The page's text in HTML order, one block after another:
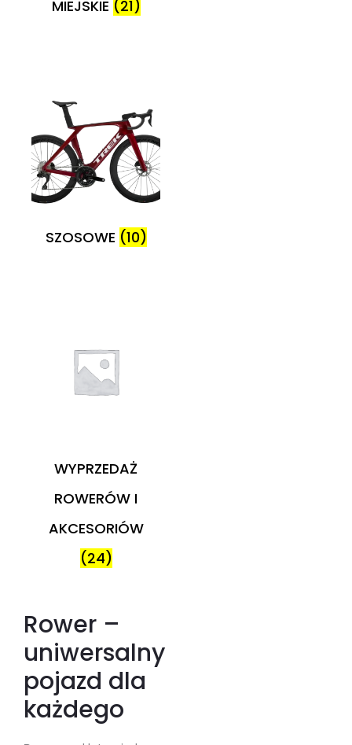
MIEJSKIE (21)
SZOSOWE (10)
WYPRZEDAŻ
ROWERÓW I
AKCESORIÓW
(24)
Rower –
uniwersalny
pojazd dla
każdego